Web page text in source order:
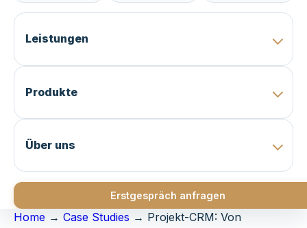
Leistungen
Produkte
Über uns
Erstgespräch anfragen
Home → Case Studies → Projekt-CRM: Von